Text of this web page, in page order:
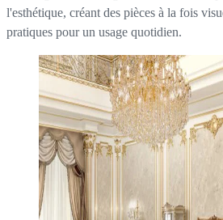
l'esthétique, créant des pièces à la fois
pratiques pour un usage quotidien.